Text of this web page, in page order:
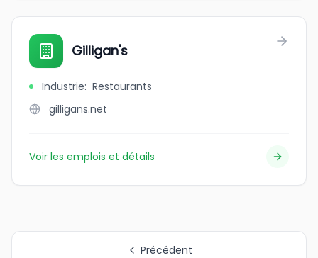
Gilligan's
Industrie: Restaurants
gilligans.net
Voir les emplois et détails
Précédent